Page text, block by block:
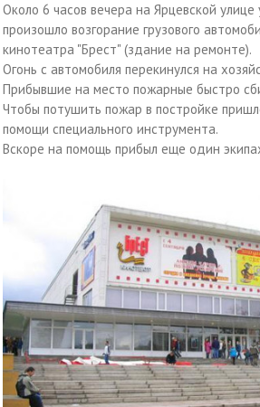
Около 6 часов вечера на Ярцевской
произошло возгорание грузового
кинотеатра "Брест" (здание на ремонте).
Огонь с автомобиля перекинулся на
Прибывшие на место пожарные быстро
Чтобы потушить пожар в постройке
помощи специального инструмента.
Вскоре на помощь прибыл еще один